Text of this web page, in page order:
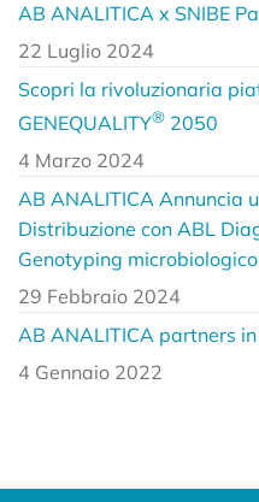
AB ANALITICA x SNIBE
22 Luglio 2024
Scopri la rivoluzionaria
GENEQUALITY® 2050
4 Marzo 2024
AB ANALITICA Annuncia
Distribuzione con ABL
Genotyping
29 Febbraio 2024
AB ANALITICA partners in
4 Gennaio 2022